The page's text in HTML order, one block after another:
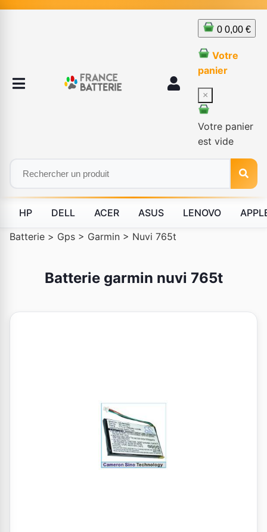
0 0,00 €
Votre
panier
×
Votre panier
est vide
HP DELL ACER ASUS LENOVO
Batterie > Gps > Garmin > Nuvi 765t
Batterie garmin nuvi 765t